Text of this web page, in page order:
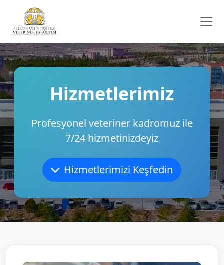
Hizmetlerimiz
Profesyonel veteriner kadromuz ile
7/24 hizmetinizdeyiz
Hizmetlerimizi Keşfedin